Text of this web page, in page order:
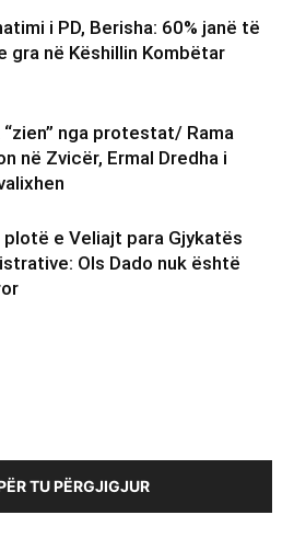
i PD, Berisha: 60% janë të
gra në Këshillin Kombëtar
“zien” nga protestat/ Rama
në Zvicër, Ermal Dredha i
plotë e Veliajt para Gjykatës
Ols Dado nuk është
TU PËRGJIGJUR